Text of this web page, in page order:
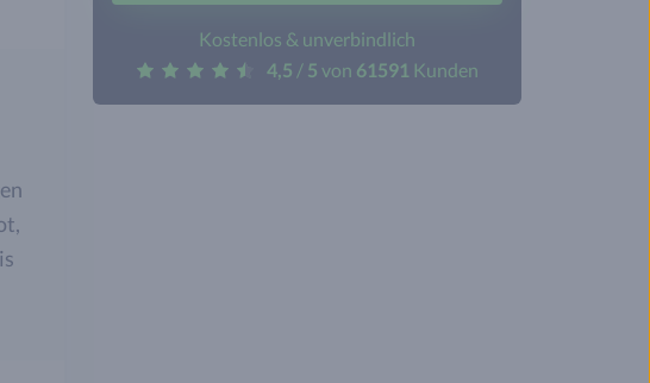
Kostenlos & unverbindlich
4,5 / 5 von 61591 Kunden